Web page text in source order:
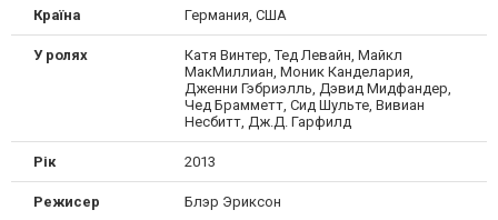
Країна Германия, США
У ролях
Катя Винтер, Тед Левайн, Майкл
МакМиллиан, Моник Канделария,
Дженни Гэбриэлль, Дэвид Мидфандер,
Чед Брамметт, Сид Шульте, Вивиан
Несбитт, Дж.Д. Гарфилд
Рік 2013
Режисер Блэр Эриксон